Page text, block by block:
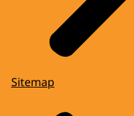
Sitemap